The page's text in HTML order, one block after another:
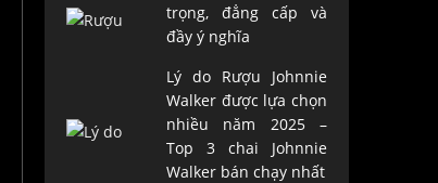
trọng, đẳng cấp và
đầy ý nghĩa
Lý do Rượu Johnnie
Walker được lựa chọn
nhiều năm 2025 –
Top 3 chai Johnnie
Walker bán chạy nhất